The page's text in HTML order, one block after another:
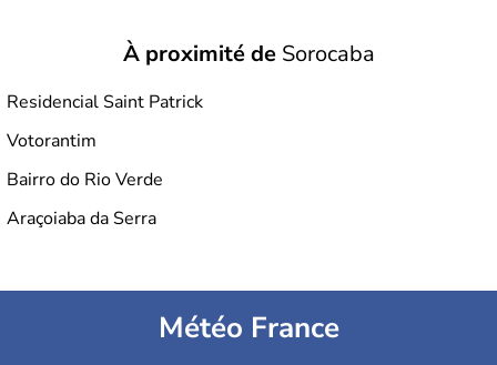
À proximité deSorocaba
Residencial Saint Patrick
Votorantim
Bairro do Rio Verde
Araçoiaba da Serra
Météo France